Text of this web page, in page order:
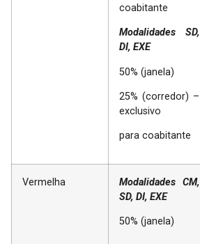
coabitante
Modalidades SD,
DI, EXE
50% (janela)
25% (corredor) –
exclusivo
para coabitante
Vermelha
Modalidades CM,
SD, DI, EXE
50% (janela)